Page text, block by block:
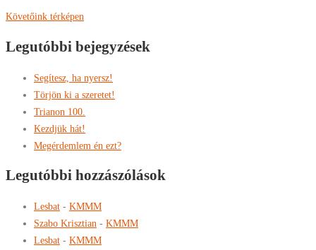
Követőink térképen
Legutóbbi bejegyzések
Segítesz, ha nyersz!
Törjön ki a szeretet!
Trianon 100.
Kezdjük hát!
Megérdemlem én ezt?
Legutóbbi hozzászólások
Lesbat - KMMM
Szabo Krisztian - KMMM
Lesbat - KMMM